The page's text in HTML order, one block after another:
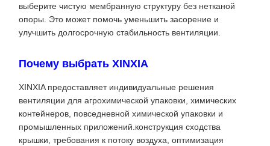
выберите чистую мембранную структуру без нетканой
опоры. Это может помочь уменьшить засорение и
улучшить долгосрочную стабильность вентиляции.
Почему выбрать XINXIA
XINXIA предоставляет индивидуальные решения
вентиляции для агрохимической упаковки, химических
контейнеров, повседневной химической упаковки и
промышленных приложений.конструкция сходства
крышки, требования к потоку воздуха, оптимизация